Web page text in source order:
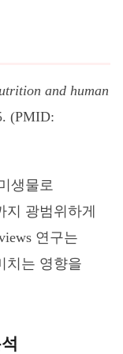
and human
(PMID:
생물로
지 광범위하게
연구는
치는 영향을